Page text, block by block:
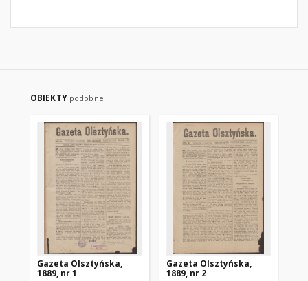
OBIEKTY podobne
Gazeta Olsztyńska,
1889, nr 1
Gazeta Olsztyńska,
1889, nr 2